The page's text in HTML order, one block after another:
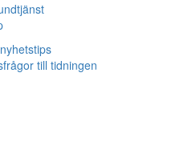
till tidningen